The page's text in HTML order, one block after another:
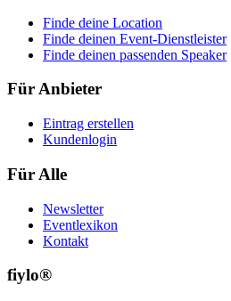
Finde deine Location
Finde deinen Event-Dienstleister
Finde deinen passenden Speaker
Für Anbieter
Eintrag erstellen
Kundenlogin
Für Alle
Newsletter
Eventlexikon
Kontakt
fiylo®